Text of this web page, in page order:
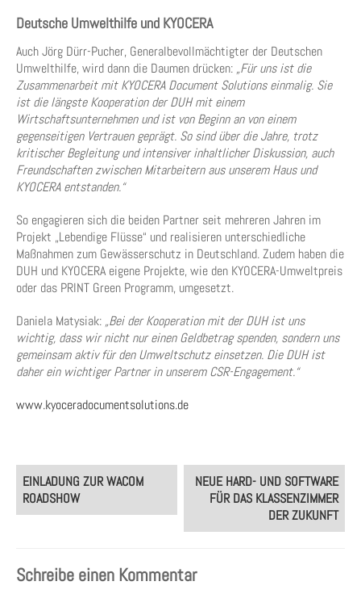
Deutsche Umwelthilfe und KYOCERA
Auch Jörg Dürr-Pucher, Generalbevollmächtigter der Deutschen
Umwelthilfe, wird dann die Daumen drücken: „Für uns ist die
Zusammenarbeit mit KYOCERA Document Solutions einmalig. Sie
ist die längste Kooperation der DUH mit einem
Wirtschaftsunternehmen und ist von Beginn an von einem
gegenseitigen Vertrauen geprägt. So sind über die Jahre, trotz
kritischer Begleitung und intensiver inhaltlicher Diskussion, auch
Freundschaften zwischen Mitarbeitern aus unserem Haus und
KYOCERA entstanden.“
So engagieren sich die beiden Partner seit mehreren Jahren im
Projekt „Lebendige Flüsse“ und realisieren unterschiedliche
Maßnahmen zum Gewässerschutz in Deutschland. Zudem haben die
DUH und KYOCERA eigene Projekte, wie den KYOCERA-Umweltpreis
oder das PRINT Green Programm, umgesetzt.
Daniela Matysiak: „Bei der Kooperation mit der DUH ist uns
wichtig, dass wir nicht nur einen Geldbetrag spenden, sondern uns
gemeinsam aktiv für den Umweltschutz einsetzen. Die DUH ist
daher ein wichtiger Partner in unserem CSR-Engagement.“
www.kyoceradocumentsolutions.de
Post
navigation
EINLADUNG ZUR WACOM
ROADSHOW
NEUE HARD- UND SOFTWARE
FÜR DAS KLASSENZIMMER
DER ZUKUNFT
Schreibe einen Kommentar